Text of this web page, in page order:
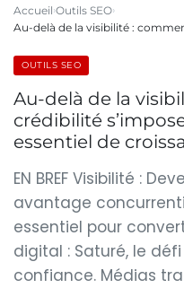
Accueil Outils SEO
Au-delà de la visibilité :
OUTILS SEO
Au-delà de la
crédibilité
essentiel de
EN BREF Visibilité :
avantage
essentiel pour
digital : Saturé, le
confiance. Médias